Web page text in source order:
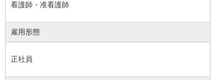
看護師・准看護師
雇用形態
正社員